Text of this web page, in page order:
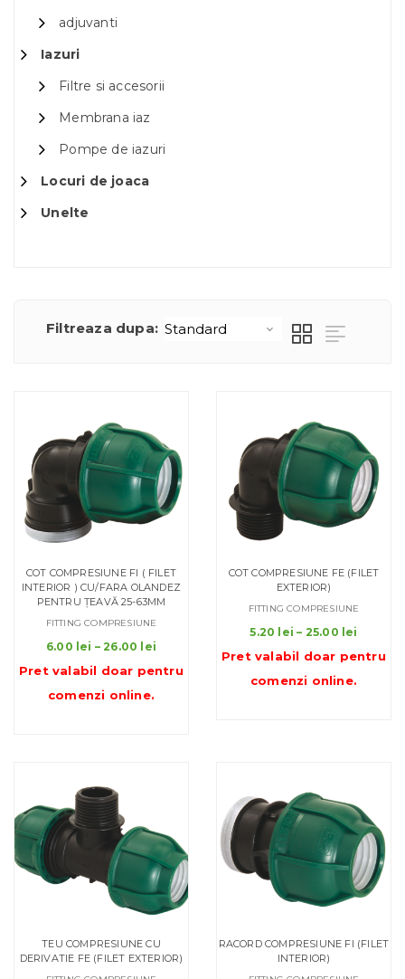
adjuvanti
Iazuri
Filtre si accesorii
Membrana iaz
Pompe de iazuri
Locuri de joaca
Unelte
Filtreaza dupa:
COT COMPRESIUNE FI ( FILET
INTERIOR ) CU/FARA OLANDEZ
PENTRU ȚEAVĂ 25-63MM
FITTING COMPRESIUNE
6.00 lei – 26.00 lei
prețuri:
Pret valabil doar pentru
comenzi online.
COT COMPRESIUNE FE (FILET
EXTERIOR)
FITTING COMPRESIUNE
5.20 lei – 25.00 lei
prețuri:
Pret valabil doar pentru
comenzi online.
TEU COMPRESIUNE CU
DERIVATIE FE (FILET EXTERIOR)
RACORD COMPRESIUNE FI (FILET
INTERIOR)